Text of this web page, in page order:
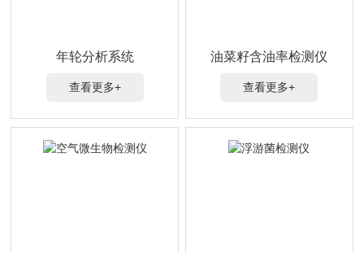
年轮分析系统
查看更多+
油菜籽含油率检测仪
查看更多+